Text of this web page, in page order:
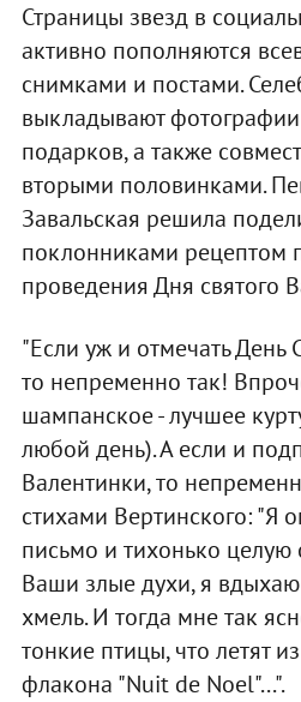
Страницы звезд в
активно пополняются
снимками и постами.
выкладывают фотографии
подарков, а также
вторыми половинками.
Завальская решила
поклонниками рецептом
проведения Дня святого
"Если уж и отмечать День
то непременно так!
шампанское - лучшее
любой день). А если и
Валентинки, то
стихами Вертинского: "Я
письмо и тихонько
Ваши злые духи, я
хмель. И тогда мне так
тонкие птицы, что летят
флакона "Nuit de Noеl"...".